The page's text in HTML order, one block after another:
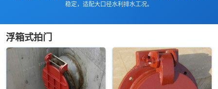
稳定，适配大口径水利排水工况。
浮箱式拍门